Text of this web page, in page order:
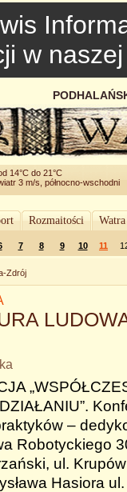
w
14°C do 21°C
3 m/s, północno-wschodni
Rozmaitości
7 8 9 10 11
Zdrój
–
Robotyckiego
ul.
Hasiora